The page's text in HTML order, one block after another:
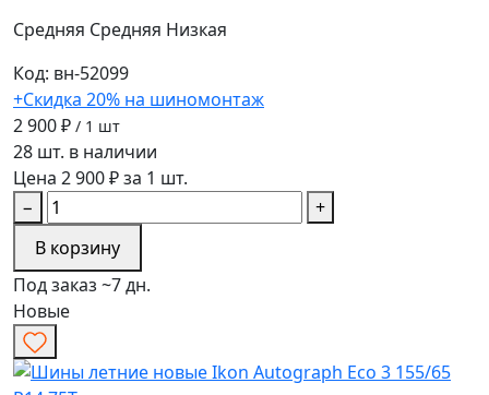
Средняя Средняя Низкая
Код: вн-52099
+Скидка 20% на шиномонтаж
2 900 ₽ / 1 шт
28 шт. в наличии
Цена 2 900 ₽ за 1 шт.
−
+
В корзину
Под заказ ~7 дн.
Новые